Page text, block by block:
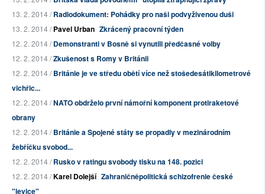
13. 2. 2014 /Radiodokument: Pohádky pro naši podvyživenou duši
13. 2. 2014 /Pavel Urban Zkrácený pracovní týden
12. 2. 2014 /Demonstranti v Bosně si vynutili předčasné volby
12. 2. 2014 /Zkušenost s Romy v Británii
12. 2. 2014 /Británie je ve středu obětí více než stošedesátikilometrové
vichřic...
12. 2. 2014 /NATO obdrželo první námořní komponent protiraketové
obrany
12. 2. 2014 /Británie a Spojené státy se propadly v mezinárodním
žebříčku svobod...
12. 2. 2014 /Rusko v ratingu svobody tisku na 148. pozici
12. 2. 2014 /Karel Dolejší Zahraničněpolitická schizofrenie české
"levice"